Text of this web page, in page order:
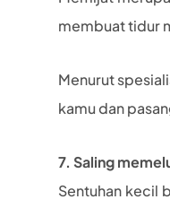
membuat tidur
Menurut
kamu dan
7. Saling
Sentuhan kecil